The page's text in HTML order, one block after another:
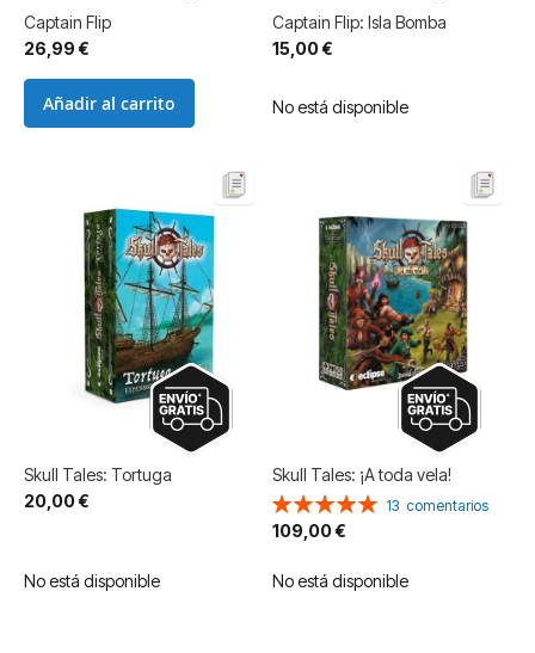
Captain Flip
26,99 €
Añadir al carrito
Captain Flip: Isla Bomba
15,00 €
No está disponible
Skull Tales: Tortuga
20,00 €
No está disponible
Skull Tales: ¡A toda vela!
Valoración:
100%
13 comentarios
109,00 €
No está disponible